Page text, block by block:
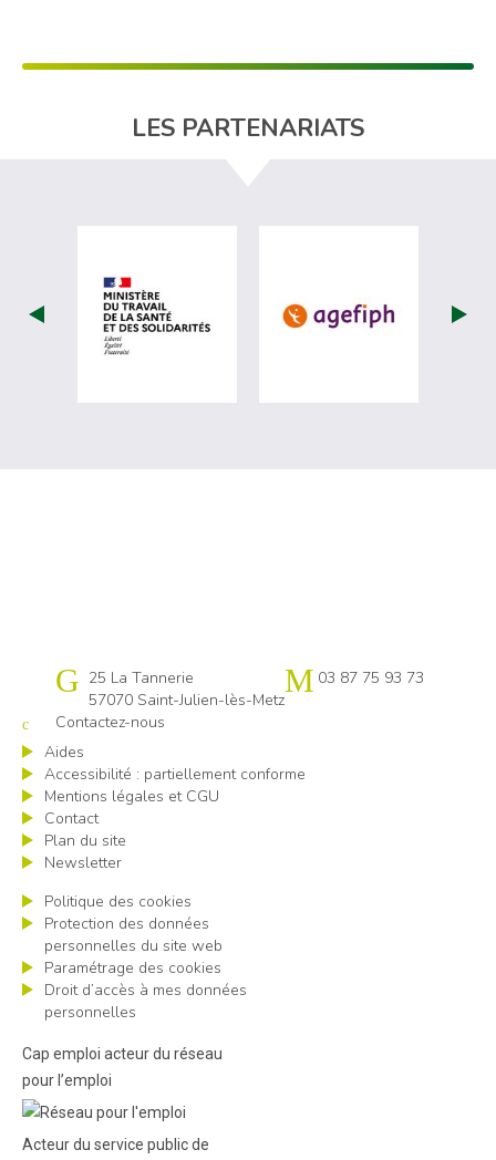
LES PARTENARIATS
visiter les site de Ministère du travail
visiter les
Cap emploi 57
25 La Tannerie
57070 Saint-Julien-lès-Metz
03 87 75 93 73
Contactez-nous
Aides
Accessibilité : partiellement conforme
Mentions légales et CGU
Contact
Plan du site
Newsletter
Politique des cookies
Protection des données
personnelles du site web
Paramétrage des cookies
Droit d’accès à mes données
personnelles
Cap emploi acteur du réseau
pour l’emploi
Acteur du service public de